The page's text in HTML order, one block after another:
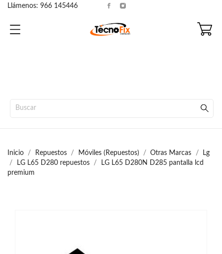
Llámenos: 966 145446
Inicio Repuestos Móviles (Repuestos) Otras Marcas
Lg
LG L65 D280 repuestos
LG L65 D280N D285 pantalla lcd
premium